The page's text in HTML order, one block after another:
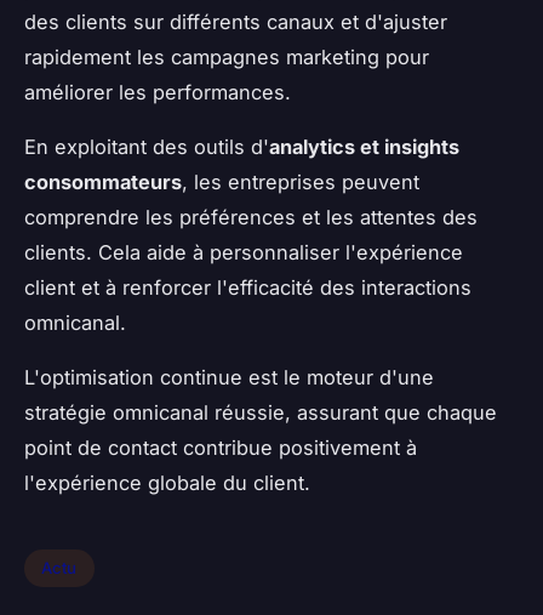
des clients sur différents canaux et d'ajuster
rapidement les campagnes marketing pour
améliorer les performances.
En exploitant des outils d'analytics et insights
consommateurs, les entreprises peuvent
comprendre les préférences et les attentes des
clients. Cela aide à personnaliser l'expérience
client et à renforcer l'efficacité des interactions
omnicanal.
L'optimisation continue est le moteur d'une
stratégie omnicanal réussie, assurant que chaque
point de contact contribue positivement à
l'expérience globale du client.
Actu